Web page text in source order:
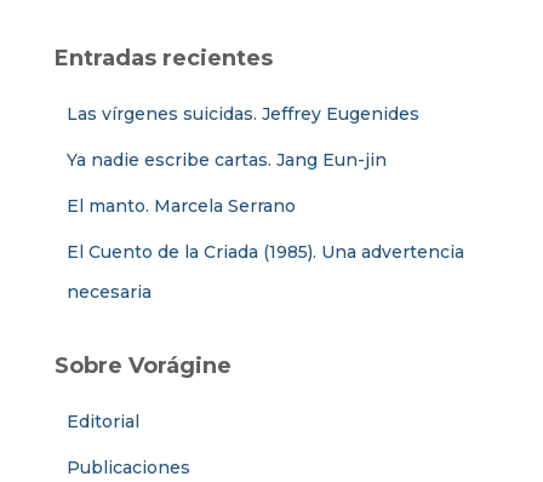
Entradas recientes
Las vírgenes suicidas. Jeffrey Eugenides
Ya nadie escribe cartas. Jang Eun-jin
El manto. Marcela Serrano
El Cuento de la Criada (1985). Una advertencia
necesaria
Sobre Vorágine
Editorial
Publicaciones